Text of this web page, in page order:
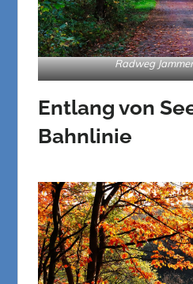
Radweg
Entlang von
Bahnlinie